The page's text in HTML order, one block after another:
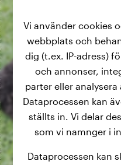
Vi använder cookies
webbplats och
dig (t.ex. IP-adress)
och annonser,
parter eller
Dataprocessen kan
ställts in. Vi delar
som vi namnger i
Dataprocessen kan